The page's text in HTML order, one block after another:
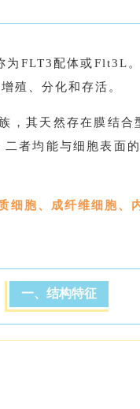
FLT3配体或Flt3L
殖、分化和存活。
，其天然存在膜结
者均能与细胞表面
细胞、成纤维细胞、
一、结构特征